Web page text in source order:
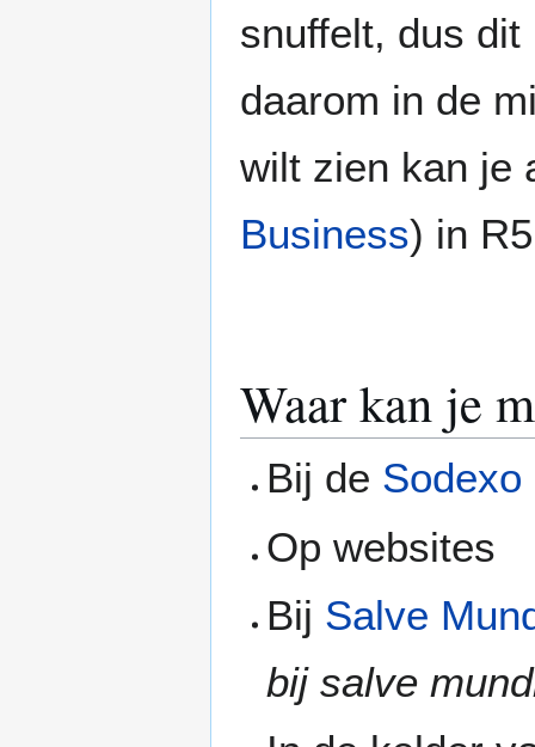
snuffelt, dus
daarom in de
wilt zien kan je
Business) in
Waar kan je
Bij de Sodexo
Op websites
Bij Salve
bij salve